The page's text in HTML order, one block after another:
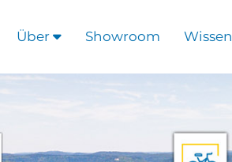
Über Showroom Wissen